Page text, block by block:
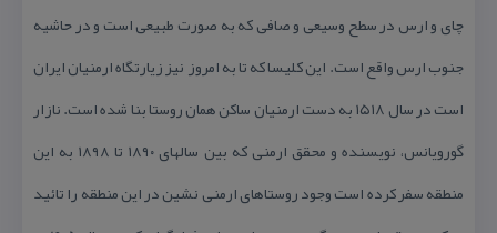
چای و ارس در سطح وسیعی و صافی كه به صورت طبیعی است و در حاشیه
جنوب ارس واقع است. این كلیسا كه تا به امروز نیز زیارتگاه ارمنیان ایران
است در سال ۱۵۱۸ به دست ارمنیان ساكن همان روستا بنا شده است. نازار
گورویانس، نویسنده و محقق ارمنی كه بین سالهای ۱۸۹۰ تا ۱۸۹۸ به این
منطقه سفر كرده است وجود روستاهای ارمنی نشین در این منطقه را تائید